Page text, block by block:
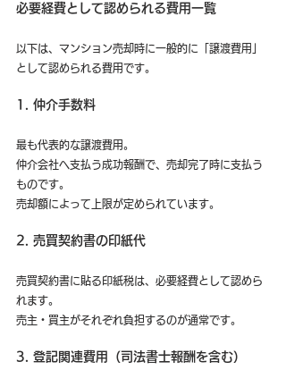
必要経費として認められる費用一覧
以下は、マンション売却時に一般的に「譲渡費用」
として認められる費用です。
1. 仲介手数料
最も代表的な譲渡費用。
仲介会社へ支払う成功報酬で、売却完了時に支払う
ものです。
売却額によって上限が定められています。
2. 売買契約書の印紙代
売買契約書に貼る印紙税は、必要経費として認めら
れます。
売主・買主がそれぞれ負担するのが通常です。
3. 登記関連費用（司法書士報酬を含む）